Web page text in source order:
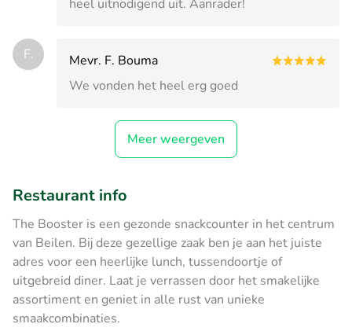
heel uitnodigend uit. Aanrader!
F.
Mevr. F. Bouma
We vonden het heel erg goed
Meer weergeven
Restaurant info
The Booster is een gezonde snackcounter in het centrum
van Beilen. Bij deze gezellige zaak ben je aan het juiste
adres voor een heerlijke lunch, tussendoortje of
uitgebreid diner. Laat je verrassen door het smakelijke
assortiment en geniet in alle rust van unieke
smaakcombinaties.